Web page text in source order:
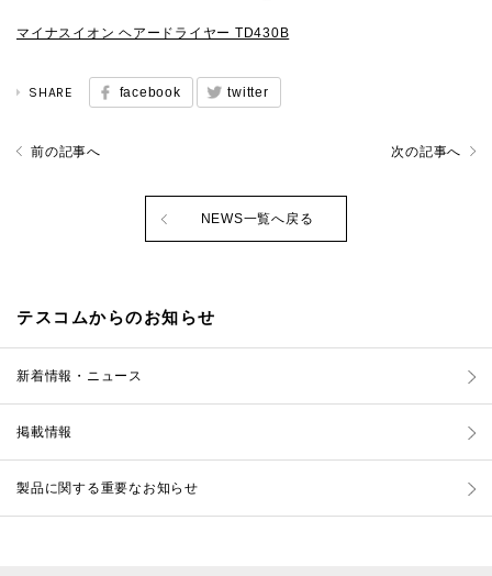
マイナスイオン ヘアードライヤー TD430B
SHARE facebook twitter
前の記事へ 次の記事へ
NEWS一覧へ戻る
テスコムからのお知らせ
新着情報・ニュース
掲載情報
製品に関する重要なお知らせ